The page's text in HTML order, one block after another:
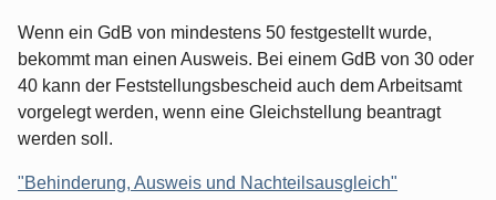
Wenn ein GdB von mindestens 50 festgestellt wurde,
bekommt man einen Ausweis. Bei einem GdB von 30 oder
40 kann der Feststellungsbescheid auch dem Arbeitsamt
vorgelegt werden, wenn eine Gleichstellung beantragt
werden soll.
"Behinderung, Ausweis und Nachteilsausgleich"